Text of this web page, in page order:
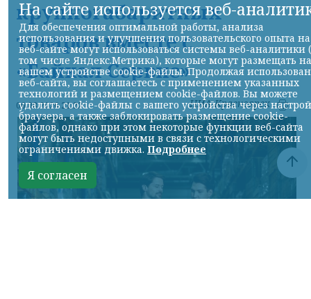
крупногабаритных
товаров вместе с
«Байкал Сервис»
06.08.2026 21:22 НИА-Красноярск
На сайте используется веб-
Для обеспечения оптимальной работы, анализа
использования и улучшения пользовательского опыта на
веб-сайте могут использоваться системы веб-аналитики
том числе Яндекс.Метрика), которые могут размещать на
вашем устройстве cookie-файлы. Продолжая
веб-сайта, вы соглашаетесь с применением указанных
технологий и размещением cookie-файлов. Вы можете
удалить cookie-файлы с вашего устройства через
браузера, а также заблокировать размещение cookie-
файлов, однако при этом некоторые функции веб-сайта
могут быть недоступными в связи с технологическими
ограничениями движка. Подробнее
Я согласен